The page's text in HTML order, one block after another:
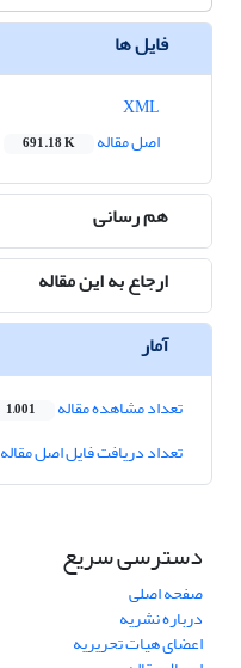
فایل ها
اصل مقاله
691.18 K
هم رسانی
ارجاع به این مقاله
آمار
تعداد مشاهده مقاله 1,001
تعداد دریافت فایل اصل مقاله
دسترسی سریع
صفحه اصلی
درباره نشریه
اعضای هیات تحریریه